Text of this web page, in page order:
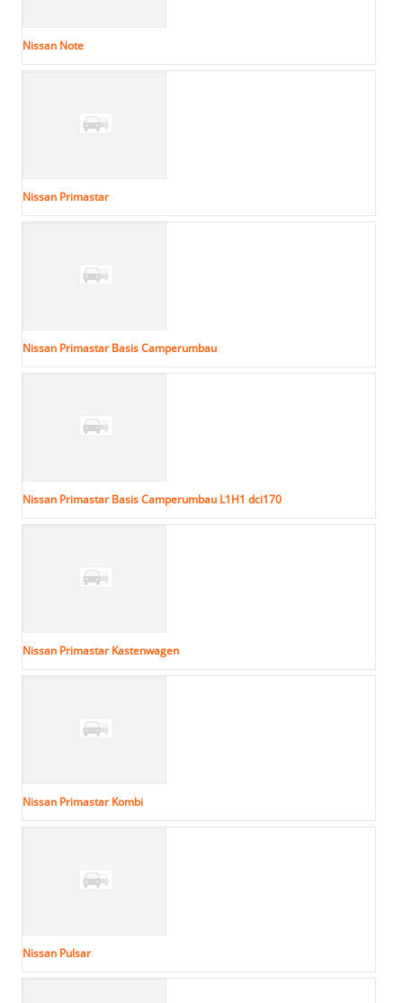
Nissan Note
Nissan Primastar
Nissan Primastar Basis Camperumbau
Nissan Primastar Basis Camperumbau L1H1 dci170
Nissan Primastar Kastenwagen
Nissan Primastar Kombi
Nissan Pulsar